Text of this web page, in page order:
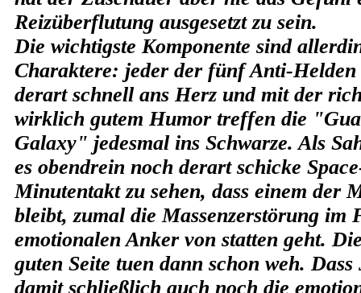
Reizüberflutung ausgesetzt zu sein.
Die wichtigste Komponente sind
Charaktere: jeder der fünf Anti-Helden
derart schnell ans Herz und mit der
wirklich gutem Humor treffen die
Galaxy" jedesmal ins Schwarze. Als
es obendrein noch derart schicke
Minutentakt zu sehen, dass einem der
bleibt, zumal die Massenzerstörung im
emotionalen Anker von statten geht.
guten Seite tuen dann schon weh. Dass
damit schließlich auch noch die